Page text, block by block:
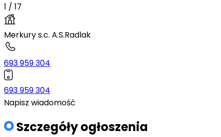
1 / 17
Merkury s.c. A.S.Radlak
693 959 304
693 959 304
Napisz wiadomość
Szczegóły ogłoszenia